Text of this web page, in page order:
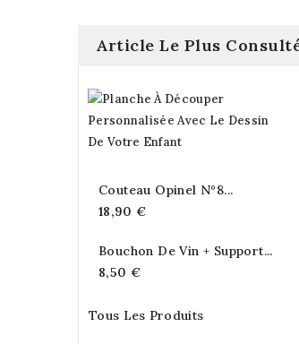
Article Le Plus
Couteau Opinel N°8...
18,90 €
Bouchon De Vin + Support...
8,50 €
Tous Les Produits